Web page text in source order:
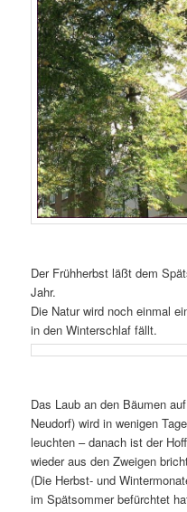
Der Frühherbst läßt dem
Jahr.
Die Natur wird noch einmal
in den Winterschlaf fällt.
Das Laub an den Bäumen
Neudorf) wird in wenigen
leuchten – danach ist der
wieder aus den Zweigen
(Die Herbst- und
im Spätsommer befürchtet